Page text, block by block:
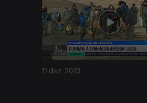
11 dez. 2023